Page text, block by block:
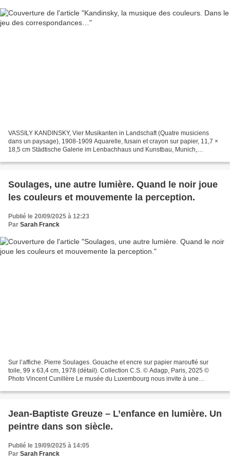
VASSILY KANDINSKY, Vier Musikanten in Landschaft (Quatre musiciens
dans un paysage), 1908-1909 Aquarelle, fusain et crayon sur papier, 11,7 ×
18,5 cm Städtische Galerie im Lenbachhaus und Kunstbau, Munich,
Soulages, une autre lumière. Quand le noir joue
les couleurs et mouvemente la perception.
Publié le 20/09/2025 à 12:23
Par Sarah Franck
Sur l’affiche. Pierre Soulages. Gouache et encre sur papier marouflé sur
toile, 99 x 63,4 cm, 1978 (détail). Collection C.S. © Adagp, Paris, 2025 ©
Photo Vincent Cunillère Le musée du Luxembourg nous invite à une
Jean-Baptiste Greuze – L’enfance en lumière. Un
peintre dans son siècle.
Publié le 19/09/2025 à 14:05
Par Sarah Franck